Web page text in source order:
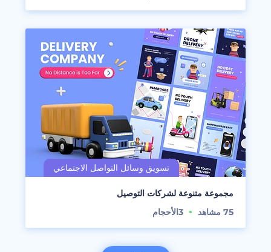
مجموعة متنوعة لشركات التوصيل
75 مشاهد 3الأحجام